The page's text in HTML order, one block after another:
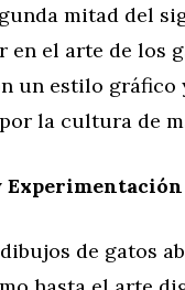
mitad del
el arte de los
un estilo gráfico
la cultura de
Experimentación
de gatos